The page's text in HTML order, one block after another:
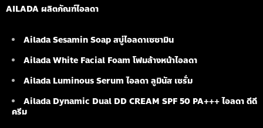
AILADA ผลิตภัณฑ์ไอลดา
Ailada Sesamin Soapสบู่ไอลดาเซซามิน
Ailada White Facial Foamโฟมล้างหน้าไอลดา
Ailada Luminous Serumไอลดา ลูมินัส เซรั่ม
Ailada Dynamic Dual DD CREAM SPF 50 PA+++ ไอลดา ดีดี
ครีม